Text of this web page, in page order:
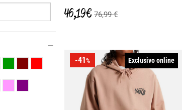
46,19 € 76,99 €
-41% Exclusivo online